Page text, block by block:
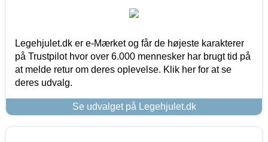
Legehjulet.dk er e-Mærket og får de højeste karakterer
på Trustpilot hvor over 6.000 mennesker har brugt tid på
at melde retur om deres oplevelse. Klik her for at se
deres udvalg.
Se udvalget på Legehjulet.dk